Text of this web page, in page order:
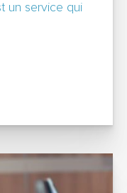
un service qui